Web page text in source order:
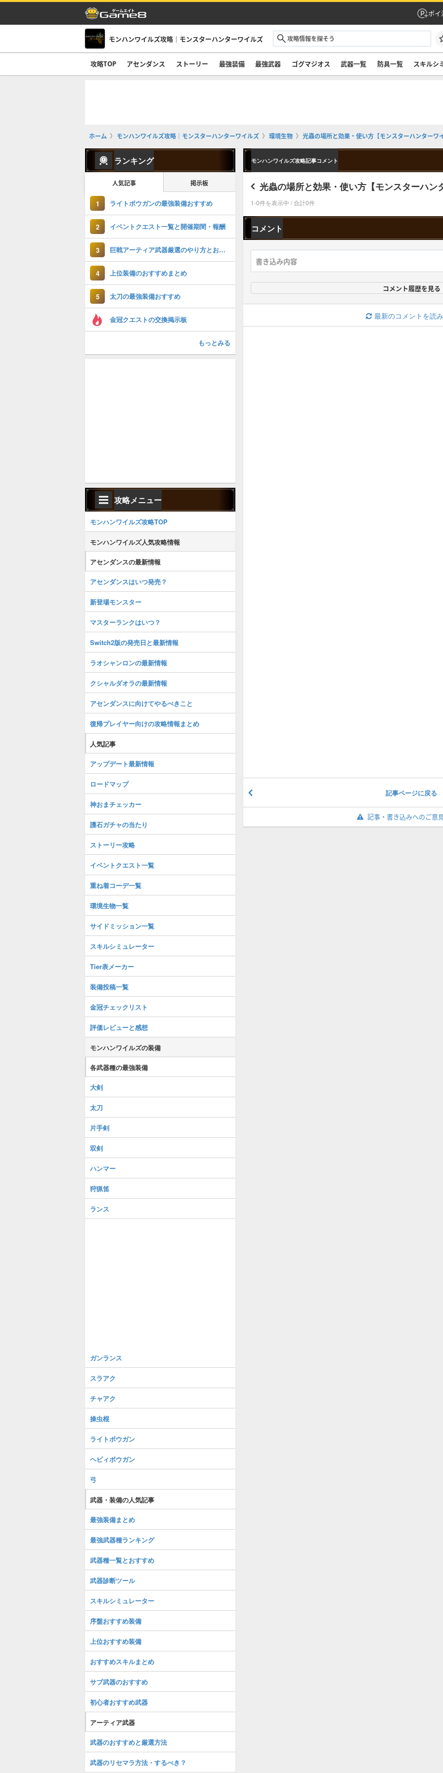
ポイ
モンハンワイルズ攻略｜モンスターハンターワイルズ
攻略TOP アセンダンス ストーリー 最強装備 最強武器 ゴグマジオス 武器一覧 防具一覧 スキルシ
ホーム モンハンワイルズ攻略｜モンスターハンターワイルズ 環境生物 光蟲の場所と効果・使い方【モンスターハンターワイ
モンハンワイルズ攻略記事コメント
光蟲の場所と効果・使い方【モンスターハン
1-0件を表示中 / 合計0件
コメント
コメント履歴を見る
最新のコメントを読
記事ページに戻る
記事・書き込みへのご意
ランキング
人気記事 掲示板
1 ライトボウガンの最強装備おすすめ
2 イベントクエスト一覧と開催期間・報酬
3 巨戟アーティア武器厳選のやり方とおすすめスキル
4 上位装備のおすすめまとめ
5 太刀の最強装備おすすめ
金冠クエストの交換掲示板
もっとみる
攻略メニュー
モンハンワイルズ攻略TOP
モンハンワイルズ人気攻略情報
アセンダンスの最新情報
アセンダンスはいつ発売？
新登場モンスター
マスターランクはいつ？
Switch2版の発売日と最新情報
ラオシャンロンの最新情報
クシャルダオラの最新情報
アセンダンスに向けてやるべきこと
復帰プレイヤー向けの攻略情報まとめ
人気記事
アップデート最新情報
ロードマップ
神おまチェッカー
護石ガチャの当たり
ストーリー攻略
イベントクエスト一覧
重ね着コーデ一覧
環境生物一覧
サイドミッション一覧
スキルシミュレーター
Tier表メーカー
装備投稿一覧
金冠チェックリスト
評価レビューと感想
モンハンワイルズの装備
各武器種の最強装備
大剣
太刀
片手剣
双剣
ハンマー
狩猟笛
ランス
ガンランス
スラアク
チャアク
操虫棍
ライトボウガン
ヘビィボウガン
弓
武器・装備の人気記事
最強装備まとめ
最強武器種ランキング
武器種一覧とおすすめ
武器診断ツール
スキルシミュレーター
序盤おすすめ装備
上位おすすめ装備
おすすめスキルまとめ
サブ武器のおすすめ
初心者おすすめ武器
アーティア武器
武器のおすすめと厳選方法
武器のリセマラ方法・するべき？